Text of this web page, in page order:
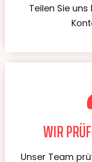
Teilen Sie
WIR
Unser Team